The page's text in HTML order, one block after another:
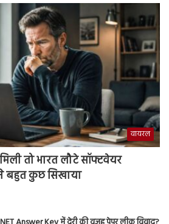
वायरल
तो भारत लौटे सॉफ्टवेयर
बहुत कुछ सिखाया